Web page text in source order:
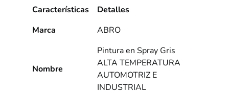
Características
Detalles
Marca
ABRO
Nombre
Pintura en Spray Gris
ALTA TEMPERATURA
AUTOMOTRIZ E
INDUSTRIAL